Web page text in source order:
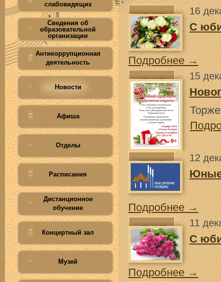
слабовидящих
Сведения об
образовательной
организации
Антикоррупционная
деятельность
Новости
Афиша
Отделы
Расписания
Дистанционное
обучение
Концертный зал
Музей
16
C
Подробнее →
15
12
Юные
Подробнее →
11
С
Подробнее →